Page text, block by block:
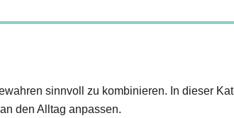
sinnvoll zu kombinieren. In dieser
den Alltag anpassen.